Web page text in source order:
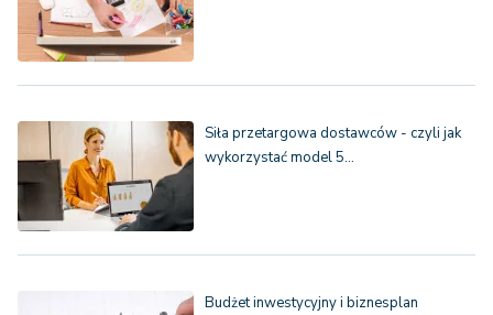
Siła przetargowa dostawców - czyli jak
wykorzystać model 5…
Budżet inwestycyjny i biznesplan